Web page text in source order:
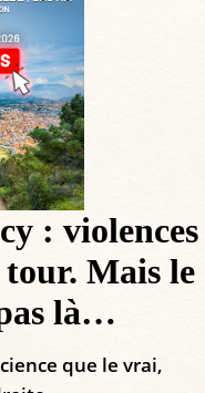
: violences
Mais le
là…
que le vrai,